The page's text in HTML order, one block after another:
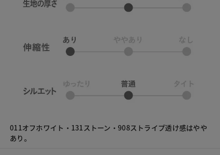
011オフホワイト・131ストーン・908ストライプ透け感はやや
あり。